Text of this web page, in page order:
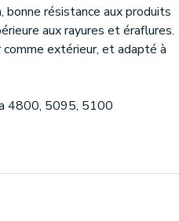
résistance aux produits
aux rayures et éraflures.
extérieur, et adapté à
4800, 5095, 5100